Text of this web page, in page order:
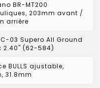
BR-MT200
203mm avant /
arrière
03 Supero All Ground
2.40" (62-584)
BULLS ajustable,
31.8mm